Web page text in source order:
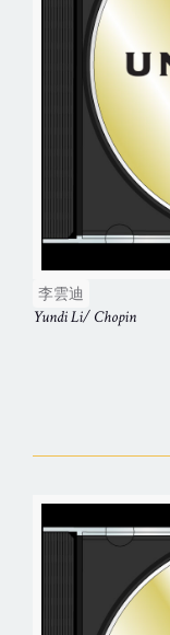
李雲迪
Yundi Li/ Chopin